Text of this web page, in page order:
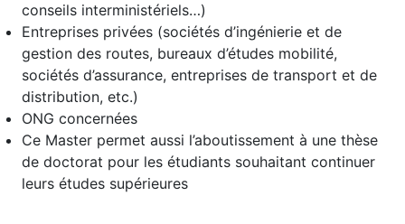
conseils interministériels…)
Entreprises privées (sociétés d’ingénierie et de
gestion des routes, bureaux d’études mobilité,
sociétés d’assurance, entreprises de transport et de
distribution, etc.)
ONG concernées
Ce Master permet aussi l’aboutissement à une thèse
de doctorat pour les étudiants souhaitant continuer
leurs études supérieures